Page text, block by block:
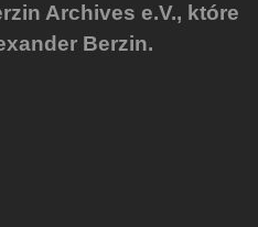
Archives e.V., które
Berzin.